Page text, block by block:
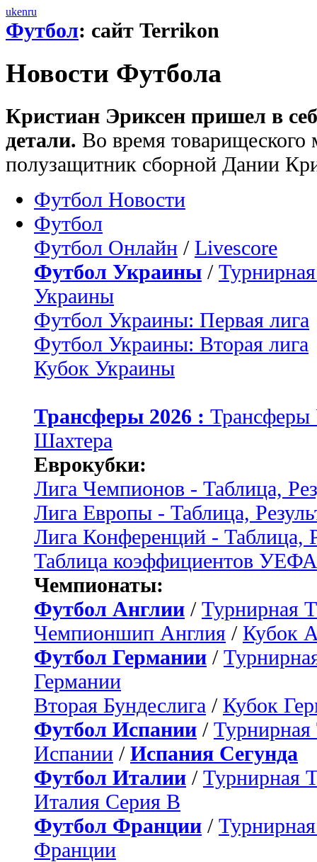
ukenru
Футбол: сайт Terrikon
Новости Футбола
Кристиан Эриксен пришел в
детали. Во время товарищеского
полузащитник сборной Дании
Футбол Новости
Футбол
Футбол Онлайн / Livescore
Футбол Украины /
Украины
Футбол Украины: Первая лига
Футбол Украины: Вторая лига
Кубок Украины
Трансферы 2026 :
Шахтера
Еврокубки:
Лига Чемпионов - Таблица,
Лига Европы - Таблица,
Лига Конференций - Таблица,
Таблица коэффициентов УЕФА
Чемпионаты:
Футбол Англии / Турнирная
Чемпионшип Англия / Кубок
Футбол Германии /
Германии
Вторая Бундеслига / Кубок
Футбол Испании / Турнирная
Испании / Испания Сегунда
Футбол Италии / Турнирная
Италия Серия B
Футбол Франции /
Франции